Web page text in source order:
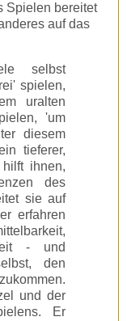
Spielen bereitet
auf das
selbst
spielen,
uralten
'um
diesem
tieferer,
ihnen,
des
sie auf
erfahren
- und
den
und der
Er